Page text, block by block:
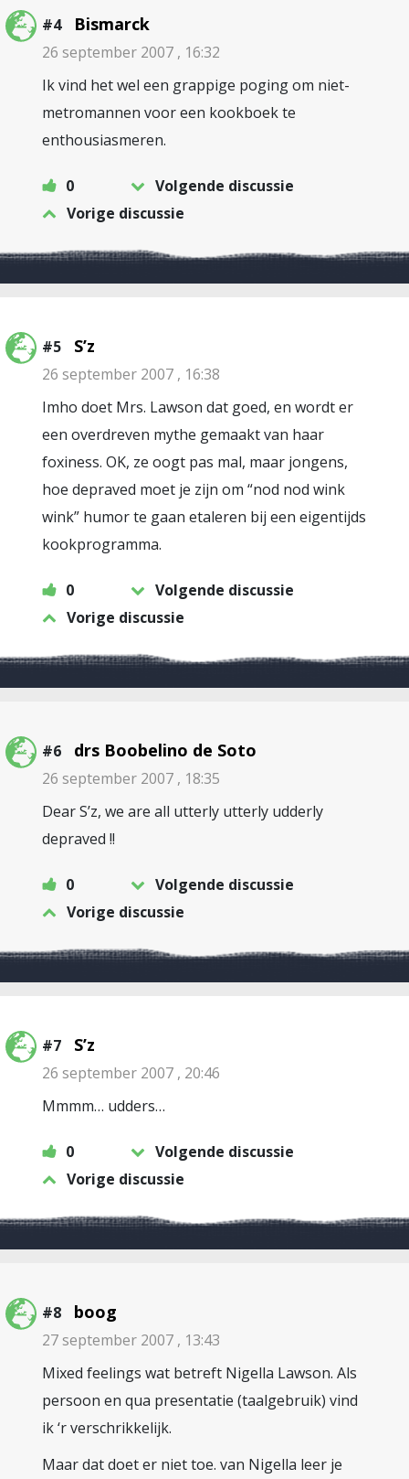
#4 Bismarck
26 september 2007 , 16:32
Ik vind het wel een grappige poging om niet-
metromannen voor een kookboek te
enthousiasmeren.
0
Volgende discussie
Vorige discussie
#5 S’z
26 september 2007 , 16:38
Imho doet Mrs. Lawson dat goed, en wordt er
een overdreven mythe gemaakt van haar
foxiness. OK, ze oogt pas mal, maar jongens,
hoe depraved moet je zijn om “nod nod wink
wink” humor te gaan etaleren bij een eigentijds
kookprogramma.
0
Volgende discussie
Vorige discussie
#6 drs Boobelino de Soto
26 september 2007 , 18:35
Dear S’z, we are all utterly utterly udderly
depraved !!
0
Volgende discussie
Vorige discussie
#7 S’z
26 september 2007 , 20:46
Mmmm… udders…
0
Volgende discussie
Vorige discussie
#8 boog
27 september 2007 , 13:43
Mixed feelings wat betreft Nigella Lawson. Als
persoon en qua presentatie (taalgebruik) vind
ik ‘r verschrikkelijk.
Maar dat doet er niet toe. van Nigella leer je